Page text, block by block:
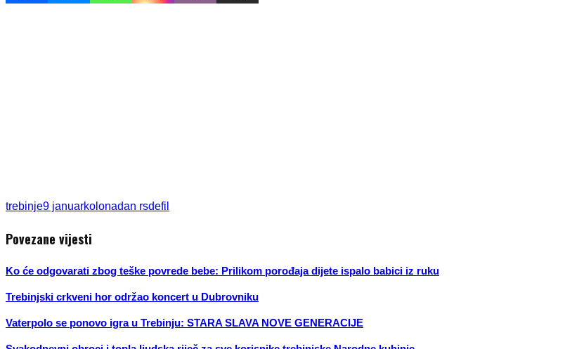
trebinje9 januarkolonadan rsdefil
Povezane vijesti
Ko će odgovarati zbog teške povrede bebe: Prilikom porođaja dijete ispalo babici iz ruku
Trebinjski crkveni hor održao koncert u Dubrovniku
Vaterpolo se ponovo igra u Trebinju: STARA SLAVA NOVE GENERACIJE